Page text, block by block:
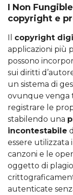
I Non
copyright e
Il copyright
applicazioni più
possono
sui diritti
un sistema di
ovunque venga
registrare le
stabilendo una
incontestabile
essere utilizzata
canzoni e le
oggetto di
autenticate